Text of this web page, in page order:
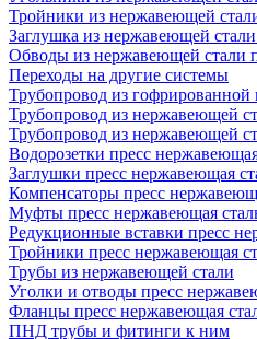
Тройники из нержавеющей
Заглушка из нержавеющей
Обводы из нержавеющей стали
Переходы на другие системы
Трубопровод из
Трубопровод из нержавеющей
Трубопровод из нержавеющей
Водорозетки пресс
Заглушки пресс нержавеющая
Компенсаторы пресс
Муфты пресс нержавеющая
Редукционные вставки пресс
Тройники пресс нержавеющая
Трубы из нержавеющей стали
Уголки и отводы пресс
Фланцы пресс нержавеющая
ПНД трубы и фитинги к ним